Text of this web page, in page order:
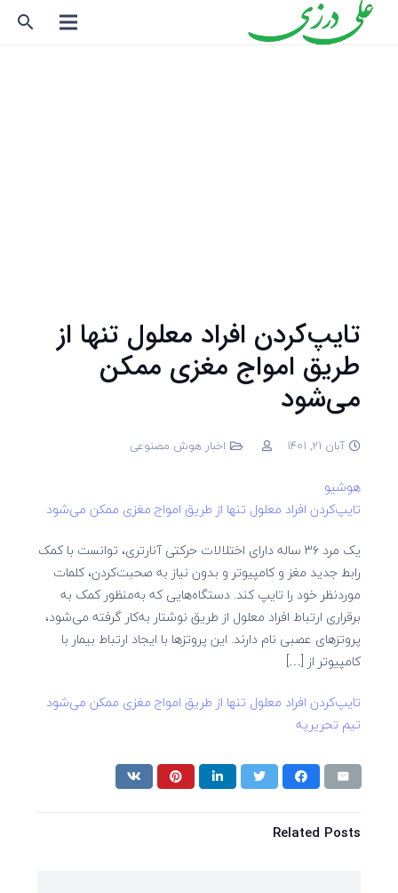
search
تایپ‌کردن افراد معلول تنها از
طریق امواج مغزی ممکن
می‌شود
آبان 21, 1401 اخبار هوش مصنوعی
هوشیو
تایپ‌کردن افراد معلول تنها از طریق امواج مغزی ممکن می‌شود
یک مرد ۳۶ ساله دارای اختلالات حرکتی آنارتری، توانست با کمک
رابط جدید مغز و کامپیوتر و بدون نیاز به صحبت‌کردن، کلمات
موردنظر خود را تایپ کند. دستگاه‌هایی که به‌منظور کمک به
برقراری ارتباط افراد معلول از طریق نوشتار به‌کار گرفته می‌شود،
پروتزهای عصبی نام دارند. این پروتزها با ایجاد ارتباط بیمار با
کامپیوتر از […]
تایپ‌کردن افراد معلول تنها از طریق امواج مغزی ممکن می‌شود
تیم تحریریه
Related Posts